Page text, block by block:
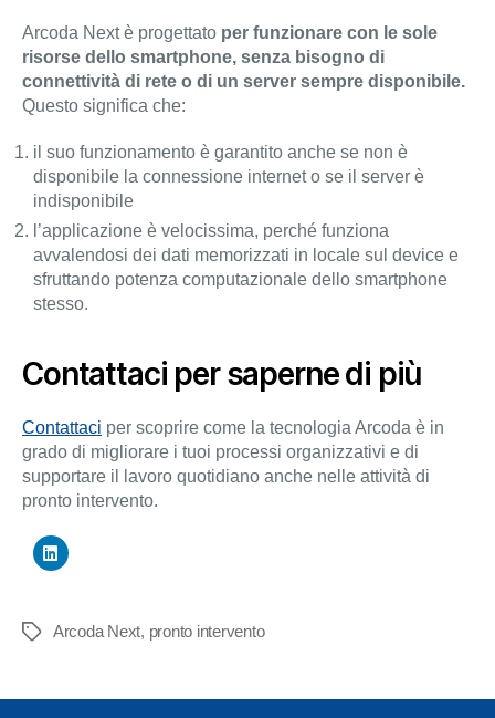
Arcoda Next è progettato per funzionare con le sole
risorse dello smartphone, senza bisogno di
connettività di rete o di un server sempre disponibile.
Questo significa che:
il suo funzionamento è garantito anche se non è
disponibile la connessione internet o se il server è
indisponibile
l’applicazione è velocissima, perché funziona
avvalendosi dei dati memorizzati in locale sul device e
sfruttando potenza computazionale dello smartphone
stesso.
Contattaci per saperne di più
Contattaci per scoprire come la tecnologia Arcoda è in
grado di migliorare i tuoi processi organizzativi e di
supportare il lavoro quotidiano anche nelle attività di
pronto intervento.
Tag Arcoda Next, pronto intervento